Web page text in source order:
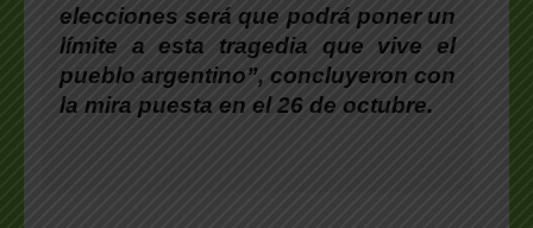
elecciones será que podrá poner un
límite a esta tragedia que vive el
pueblo argentino”, concluyeron con
la mira puesta en el 26 de octubre.